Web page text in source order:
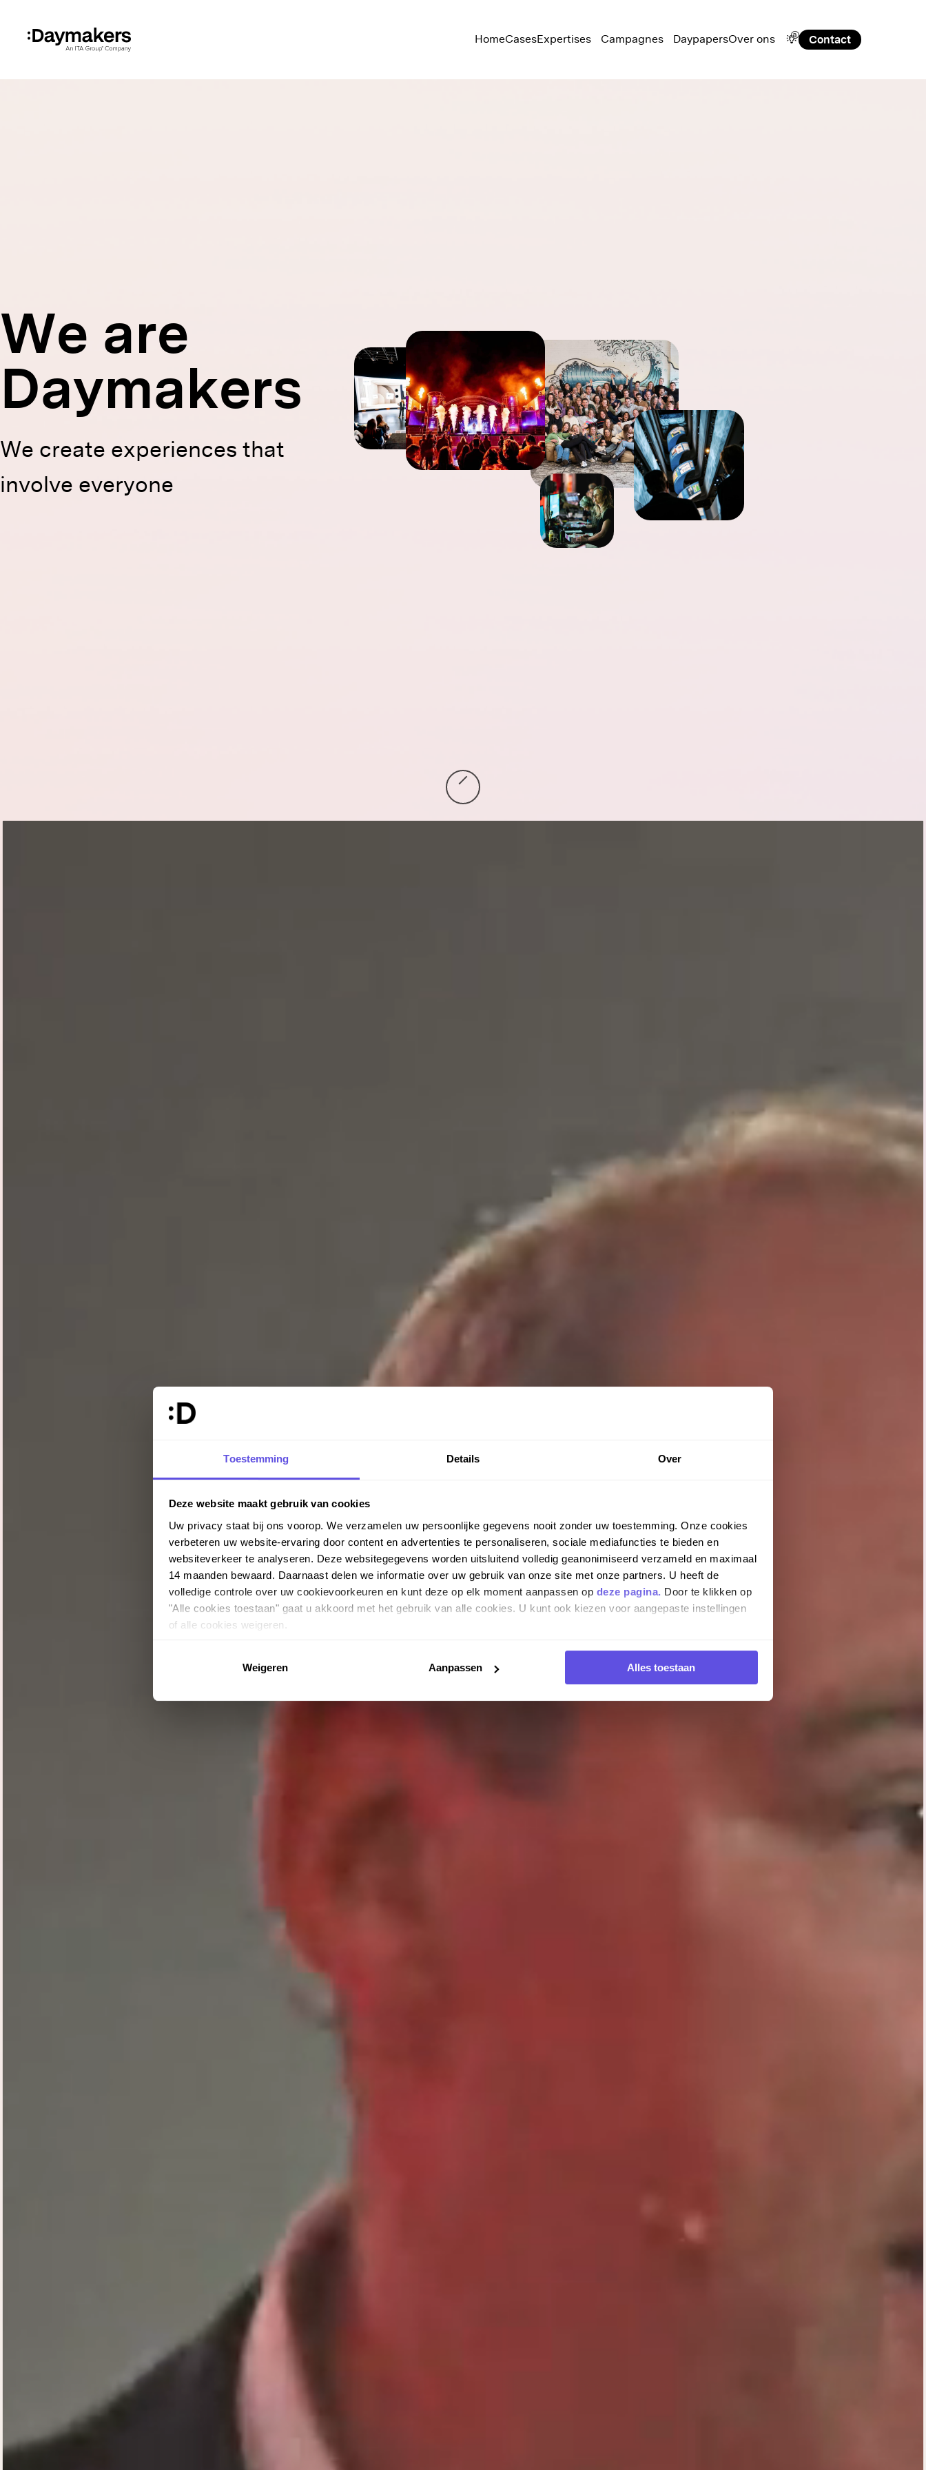
Toestemming Details Over
Deze website maakt gebruik van cookies
Uw privacy staat bij ons voorop. We verzamelen uw persoonlijke gegevens nooit zonder uw toestemming. Onze cookies
verbeteren uw website-ervaring door content en advertenties te personaliseren, sociale mediafuncties te bieden en
websiteverkeer te analyseren. Deze websitegegevens worden uitsluitend volledig geanonimiseerd verzameld en maximaal
14 maanden bewaard. Daarnaast delen we informatie over uw gebruik van onze site met onze partners. U heeft de
volledige controle over uw cookievoorkeuren en kunt deze op elk moment aanpassen op deze pagina. Door te klikken op
"Alle cookies toestaan" gaat u akkoord met het gebruik van alle cookies. U kunt ook kiezen voor aangepaste instellingen
of alle cookies weigeren.
Weigeren Aanpassen Alles toestaan
HomeCasesExpertises Campagnes DaypapersOver ons a Contact
We are
Daymakers
We create experiences that
involve everyone